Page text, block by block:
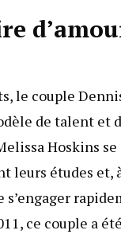
le couple
de talent et
Hoskins
leurs études et,
s’engager
ce couple a